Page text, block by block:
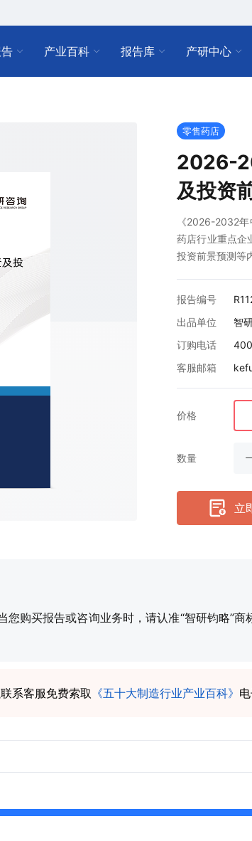
产业百科 报告库 产研中心
零售药店
2026-
及投资
《2026-2032
药店行业重点企
投资前景预测等
报告编号
出品单位
智
订购电话
客服邮箱
价格
数量
立
您购买报告或咨询业务时，请认准“智研钧略”
系客服免费索取 《五十大制造行业产业百科》